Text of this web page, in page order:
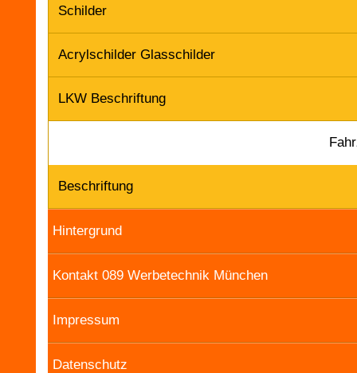
Schilder
Acrylschilder Glasschilder
LKW Beschriftung
Beschriftung
Hintergrund
Kontakt 089 Werbetechnik München
Impressum
Datenschutz